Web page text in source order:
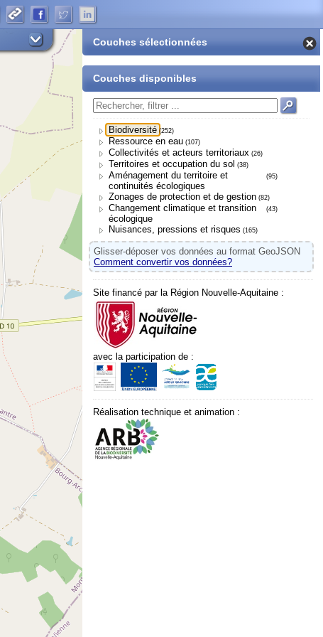
Couches sélectionnées
Couches disponibles
Biodiversité (252)
Ressource en eau (107)
Collectivités et acteurs territoriaux (26)
Territoires et occupation du sol (38)
Aménagement du territoire et
continuités écologiques
(95)
Zonages de protection et de gestion (82)
Changement climatique et transition
écologique
(43)
Nuisances, pressions et risques (165)
Glisser-déposer vos données au format GeoJSON
Comment convertir vos données?
Site financé par la Région Nouvelle-Aquitaine :
avec la participation de :
Réalisation technique et animation :